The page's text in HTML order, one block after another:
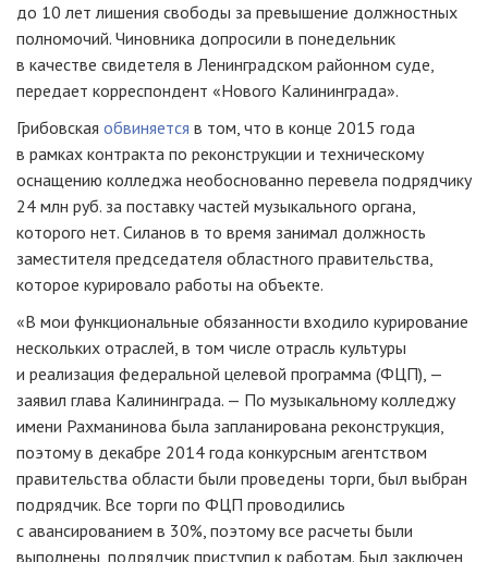
до 10 лет лишения свободы за превышение должностных
полномочий. Чиновника допросили в понедельник
в качестве свидетеля в Ленинградском районном суде,
передает корреспондент «Нового Калининграда».
Грибовская обвиняется в том, что в конце 2015 года
в рамках контракта по реконструкции и техническому
оснащению колледжа необоснованно перевела подрядчику
24 млн руб. за поставку частей музыкального органа,
которого нет. Силанов в то время занимал должность
заместителя председателя областного правительства,
которое курировало работы на объекте.
«В мои функциональные обязанности входило курирование
нескольких отраслей, в том числе отрасль культуры
и реализация федеральной целевой программа (ФЦП), —
заявил глава Калининграда. — По музыкальному колледжу
имени Рахманинова была запланирована реконструкция,
поэтому в декабре 2014 года конкурсным агентством
правительства области были проведены торги, был выбран
подрядчик. Все торги по ФЦП проводились
с авансированием в 30%, поэтому все расчеты были
выполнены, подрядчик приступил к работам. Был заключен